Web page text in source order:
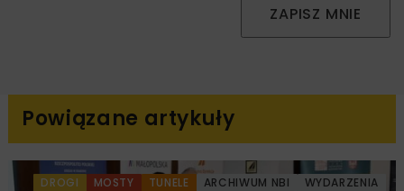
ZAPISZ MNIE
Powiązane artykuły
DROGI MOSTY TUNELE ARCHIWUM NBI WYDARZENIA